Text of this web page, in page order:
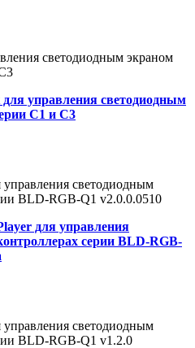
светодиодным экраном
управления светодиодным
С1 и С3
светодиодным
BLD-RGB-Q1 v2.0.0.0510
для управления
серии BLD-RGB-
светодиодным
BLD-RGB-Q1 v1.2.0